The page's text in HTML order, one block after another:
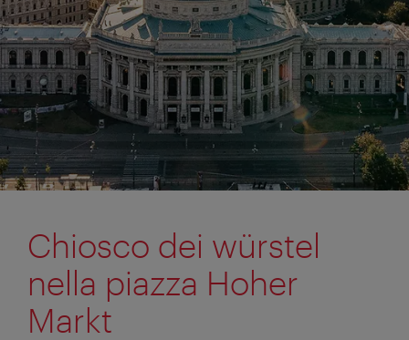
Chiosco dei würstel
nella piazza Hoher
Markt